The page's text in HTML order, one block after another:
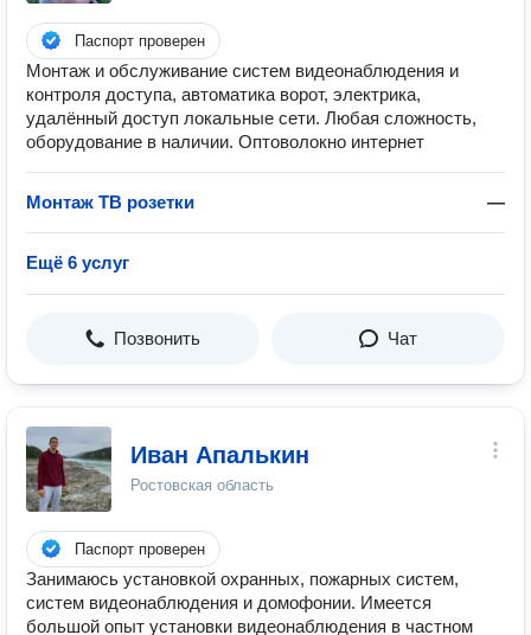
Паспорт проверен
Монтаж и обслуживание систем видеонаблюдения и
контроля доступа, автоматика ворот, электрика,
удалённый доступ локальные сети. Любая сложность,
оборудование в наличии. Оптоволокно интернет
Монтаж ТВ розетки —
Ещё 6 услуг
Позвонить Чат
Иван Апалькин
Ростовская область
Паспорт проверен
Занимаюсь установкой охранных, пожарных систем,
систем видеонаблюдения и домофонии. Имеется
большой опыт установки видеонаблюдения в частном